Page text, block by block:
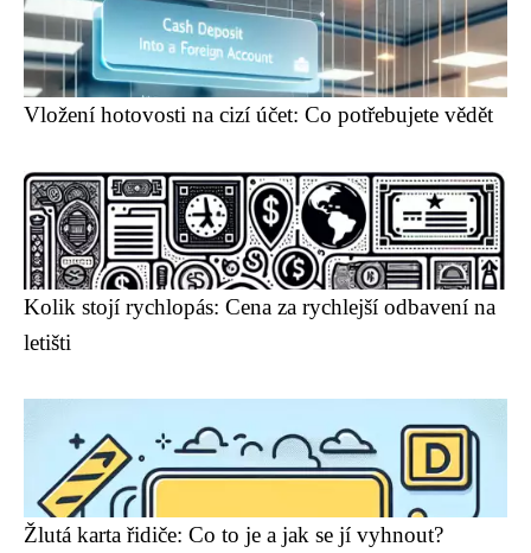
Vložení hotovosti na cizí účet: Co potřebujete vědět
Kolik stojí rychlopás: Cena za rychlejší odbavení na
letišti
Žlutá karta řidiče: Co to je a jak se jí vyhnout?